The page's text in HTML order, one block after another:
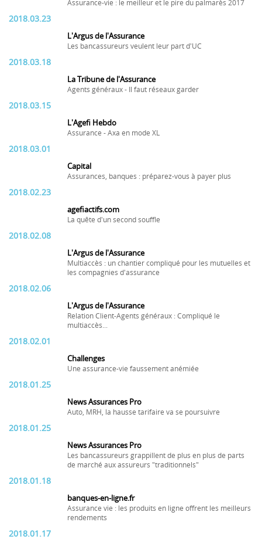
Assurance-vie : le meilleur et le pire du palmarès 2017
2018.03.23
L'Argus de l'Assurance
Les bancassureurs veulent leur part d'UC
2018.03.18
La Tribune de l'Assurance
Agents généraux - Il faut réseaux garder
2018.03.15
L'Agefi Hebdo
Assurance - Axa en mode XL
2018.03.01
Capital
Assurances, banques : préparez-vous à payer plus
2018.02.23
agefiactifs.com
La quête d'un second souffle
2018.02.08
L'Argus de l'Assurance
Multiaccès : un chantier compliqué pour les mutuelles et
les compagnies d'assurance
2018.02.06
L'Argus de l'Assurance
Relation Client-Agents généraux : Compliqué le
multiaccès...
2018.02.01
Challenges
Une assurance-vie faussement anémiée
2018.01.25
News Assurances Pro
Auto, MRH, la hausse tarifaire va se poursuivre
2018.01.25
News Assurances Pro
Les bancassureurs grappillent de plus en plus de parts
de marché aux assureurs "traditionnels"
2018.01.18
banques-en-ligne.fr
Assurance vie : les produits en ligne offrent les meilleurs
rendements
2018.01.17